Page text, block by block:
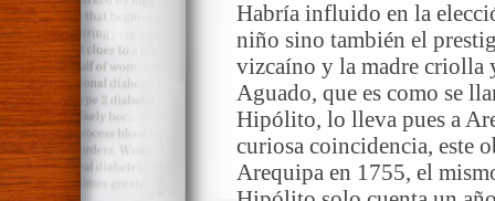
Habría influido en la
niño sino también el
vizcaíno y la madre criolla
Aguado, que es como se
Hipólito, lo lleva pues a
curiosa coincidencia, este
Arequipa en 1755, el